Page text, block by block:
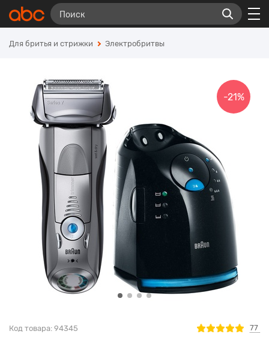
Для бритья и стрижки Электробритвы
Код товара: 94345 77
-21%